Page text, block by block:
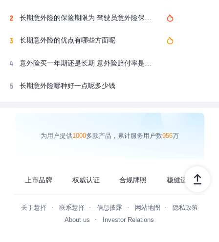
长期意外险的保险期限为 驾驶员意外险保额多少钱
长期意外险的优点有哪些方面呢
长期意外险哪种好一点呢多少钱
为用户提供1000多款产品，累计服务用户数956万
上市品牌 权威认证 合规牌照 稳健运营
关于慧择 联系慧择 信息披露 网站地图
隐私政策
About us
Investor Relations